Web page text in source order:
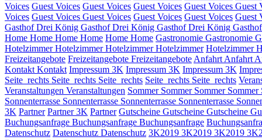
Voices Guest Voices Guest Voices Guest Voices Guest Voices Guest
Voices Guest Voices Guest Voices Guest Voices Guest Voices Guest
Gasthof Drei König Gasthof Drei König Gasthof Drei König
Home Home Home Home Home Home Gastronomie Gastronomie
HotelzimmerHotelzimmerHotelzimmerHotelzimmer Hotelzimmer
Freizeitangebote Freizeitangebote Freizeitangebote Anfahrt Anfahrt
Kontakt Kontakt Impressum 3K Impressum 3K Impressum 3K
Seite_rechts Seite_rechts Seite_rechts Seite_rechts Seite_rechts
Veranstaltungen Veranstaltungen Sommer Sommer Sommer Sommer
Sonnenterrasse Sonnenterrasse Sonnenterrasse Sonnenterrasse
3K Partner Partner 3K Partner Gutscheine Gutscheine Gutscheine
Buchungsanfrage Buchungsanfrage Buchungsanfrage
Datenschutz Datenschutz Datenschutz 3K2019 3K2019 3K2019